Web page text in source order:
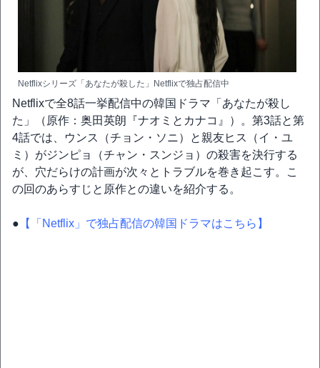
Netflixシリーズ「あなたが殺した」Netflixで独占配信中
Netflixで全8話一挙配信中の韓国ドラマ「あなたが殺し
た」（原作：奥田英朗『ナオミとカナコ』）。第3話と第
4話では、ウンス（チョン・ソニ）と親友ヒス（イ・ユ
ミ）がジンピョ（チャン・スンジョ）の殺害を決行する
が、穴だらけの計画が次々とトラブルを巻き起こす。こ
の回のあらすじと原作との違いを紹介する。
● 【「Netflix」で独占配信の韓国ドラマはこちら】